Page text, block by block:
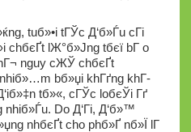
tuб»•i tГЎc Д‘б»Ѓu cГі
chбєҐt lЖ°б»Јng tбєї bГ o
nguy cЖЎ chбєҐt
bб»џi khГґng khГ­
tб»«, cГЎc loбєЎi Гґ
Do Д‘Гі, Д‘б»™
nhбєҐt cho phб»Ґ nб»Ї lГ